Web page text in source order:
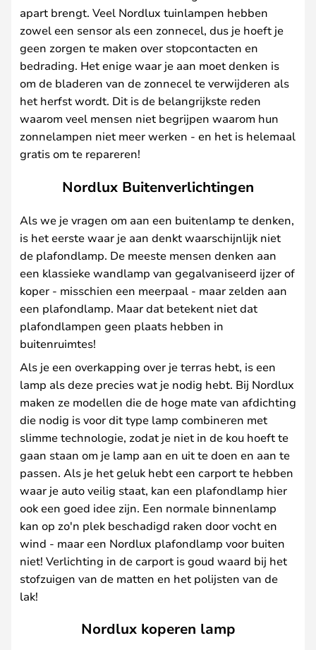
apart brengt. Veel Nordlux tuinlampen hebben
zowel een sensor als een zonnecel, dus je hoeft je
geen zorgen te maken over stopcontacten en
bedrading. Het enige waar je aan moet denken is
om de bladeren van de zonnecel te verwijderen als
het herfst wordt. Dit is de belangrijkste reden
waarom veel mensen niet begrijpen waarom hun
zonnelampen niet meer werken - en het is helemaal
gratis om te repareren!
Nordlux Buitenverlichtingen
Als we je vragen om aan een buitenlamp te denken,
is het eerste waar je aan denkt waarschijnlijk niet
de plafondlamp. De meeste mensen denken aan
een klassieke wandlamp van gegalvaniseerd ijzer of
koper - misschien een meerpaal - maar zelden aan
een plafondlamp. Maar dat betekent niet dat
plafondlampen geen plaats hebben in
buitenruimtes!
Als je een overkapping over je terras hebt, is een
lamp als deze precies wat je nodig hebt. Bij Nordlux
maken ze modellen die de hoge mate van afdichting
die nodig is voor dit type lamp combineren met
slimme technologie, zodat je niet in de kou hoeft te
gaan staan om je lamp aan en uit te doen en aan te
passen. Als je het geluk hebt een carport te hebben
waar je auto veilig staat, kan een plafondlamp hier
ook een goed idee zijn. Een normale binnenlamp
kan op zo'n plek beschadigd raken door vocht en
wind - maar een Nordlux plafondlamp voor buiten
niet! Verlichting in de carport is goud waard bij het
stofzuigen van de matten en het polijsten van de
lak!
Nordlux koperen lamp